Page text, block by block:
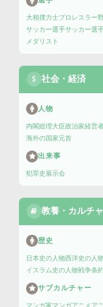
大相撲力士プロレスラー
サッカー選手サッカー選
メダリスト
社会・経済
人物
内閣総理大臣政治家経営
海外の国家元首
出来事
犯罪史 展示会
教養・カルチ
歴史
日本史の人物西洋史の人物
イスラム史の人物戦争条
サブカルチャー
マンガ家マンガアニメ ア